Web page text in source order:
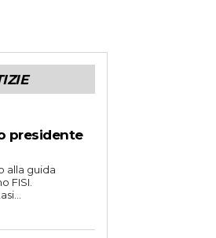
presidente
alla guida
FISI.